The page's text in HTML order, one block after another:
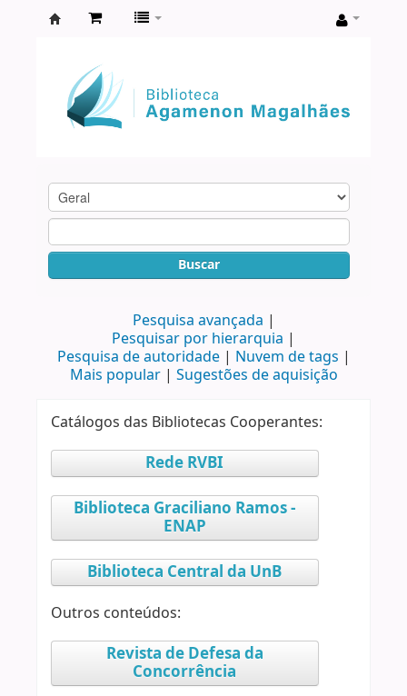
Agamenon
Magalhães
Buscar
Pesquisa avançada
Pesquisar por hierarquia
Pesquisa de autoridade
Nuvem de tags
Mais popular
Sugestões de aquisição
Catálogos das Bibliotecas Cooperantes:
Rede RVBI
Biblioteca Graciliano Ramos -
ENAP
Biblioteca Central da UnB
Outros conteúdos:
Revista de Defesa da
Concorrência